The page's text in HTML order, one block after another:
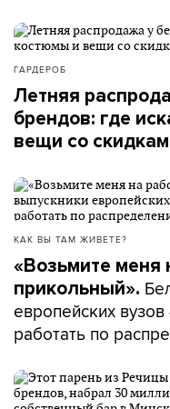
ГАРДЕРОБ
Летняя
брендов: где
вещи со
КАК ВЫ ТАМ ЖИВЕТЕ?
«Возьмите меня
прикольный».
европейских
работать по